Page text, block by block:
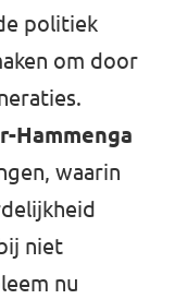
politiek
om door
Hammenga
waarin
niet
nu